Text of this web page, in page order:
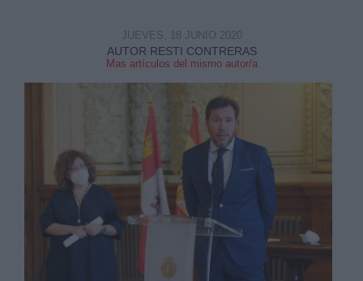
AUTOR RESTI CONTRERAS
Mas artículos del mismo autor/a
JUEVES, 18 JUNIO 2020